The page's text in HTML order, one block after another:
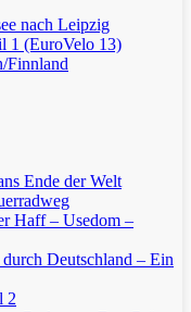
nach Leipzig
1 (EuroVelo 13)
Finnland
Ende der Welt
Haff – Usedom –
Deutschland – Ein
2